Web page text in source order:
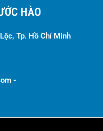
HÀO
Tp. Hồ Chí Minh
-